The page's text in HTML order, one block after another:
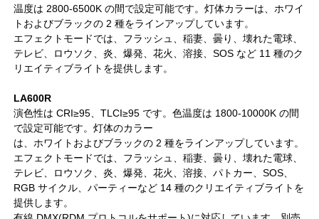
温度は 2800-6500K の間で設定可能です。灯体カラーは、ホワイ
トおよびブラックの 2 種をラインアップしています。
エフェクトモードでは、フラッシュ、稲妻、曇り、壊れた電球、
テレビ、ロウソク、炎、爆発、花火、溶接、SOS など 11 種のク
リエイティブライトを提供します。
LA600R
演色性は CRI≥95、TLCI≥95 です。色温度は 1800-10000K の間
で設定可能です。灯体のカラー
は、ホワイトおよびブラックの 2 種をラインアップしています。
エフェクトモードでは、フラッシュ、稲妻、曇り、壊れた電球、
テレビ、ロウソク、炎、爆発、花火、溶接、パトカー、SOS、
RGB サイクル、パーティーなど 14 種のクリエイティブライトを
提供します。